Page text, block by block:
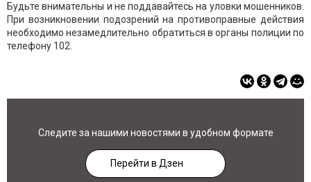
Будьте внимательны и не поддавайтесь на уловки мошенников.
При возникновении подозрений на противоправные действия
необходимо незамедлительно обратиться в органы полиции по
телефону 102.
Следите за нашими новостями в удобном формате
Перейти в Дзен